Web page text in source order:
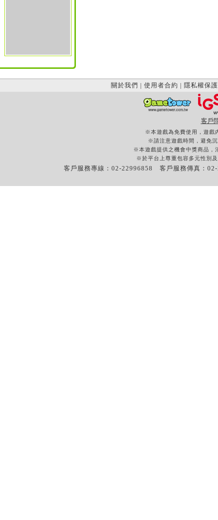
關於我們 | 使用者合約 | 隱私權保護
客戶
※本遊戲為免費使用，遊戲
※請注意遊戲時間，避免
※本遊戲提供之機會中獎商品，
※於平台上尊重包容多元性別
客戶服務專線：02-22996858 客戶服務傳真：